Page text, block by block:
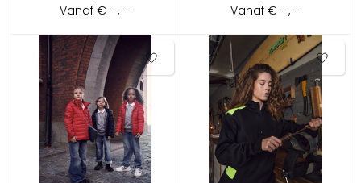
Vanaf€--,--
Vanaf €--,--